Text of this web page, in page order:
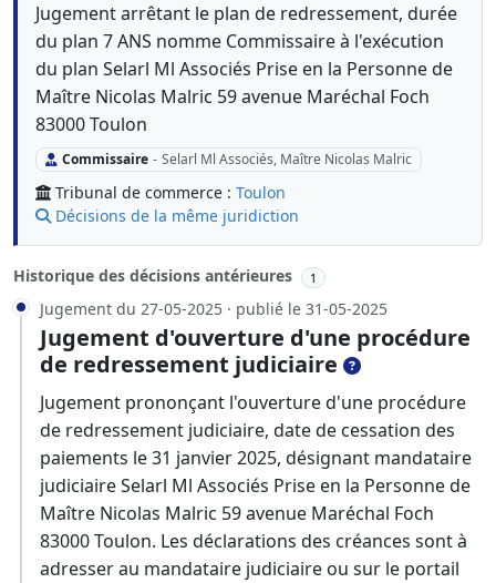
Jugement arrêtant le plan de redressement, durée
du plan 7 ANS nomme Commissaire à l'exécution
du plan Selarl Ml Associés Prise en la Personne de
Maître Nicolas Malric 59 avenue Maréchal Foch
83000 Toulon
Commissaire - Selarl Ml Associés, Maître Nicolas Malric
Tribunal de commerce : Toulon
Décisions de la même juridiction
Historique des décisions antérieures 1
Jugement du 27-05-2025 · publié le 31-05-2025
Jugement d'ouverture d'une procédure
de redressement judiciaire
Jugement prononçant l'ouverture d'une procédure
de redressement judiciaire, date de cessation des
paiements le 31 janvier 2025, désignant mandataire
judiciaire Selarl Ml Associés Prise en la Personne de
Maître Nicolas Malric 59 avenue Maréchal Foch
83000 Toulon. Les déclarations des créances sont à
adresser au mandataire judiciaire ou sur le portail